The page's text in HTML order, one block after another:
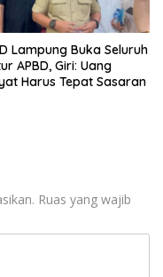
Lampung Buka Seluruh
APBD, Giri: Uang
Harus Tepat Sasaran
Ruas yang wajib